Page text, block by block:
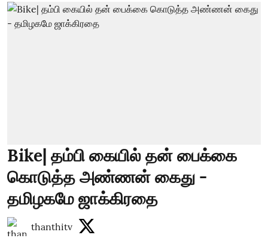
Bike| தம்பி கையில் தன் பைக்கை
கொடுத்த அண்ணன் கைது -
தமிழகமே ஜாக்கிரதை
thanthitv